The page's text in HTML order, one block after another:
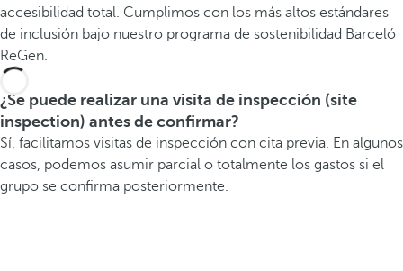
accesibilidad total. Cumplimos con los más altos estándares
de inclusión bajo nuestro programa de sostenibilidad Barceló
ReGen.
¿Se puede realizar una visita de inspección (site
inspection) antes de confirmar?
Sí, facilitamos visitas de inspección con cita previa. En algunos
casos, podemos asumir parcial o totalmente los gastos si el
grupo se confirma posteriormente.